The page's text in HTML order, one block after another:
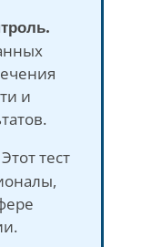
и
Этот тест